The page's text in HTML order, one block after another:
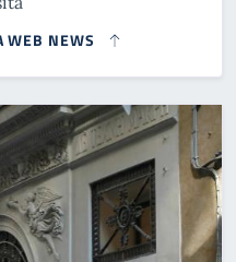
WEB NEWS